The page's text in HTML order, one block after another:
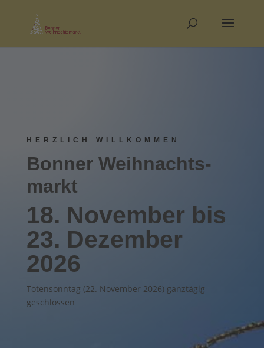
HERZLICH WILLKOMMEN
Bonner Weihnachts­­
markt
18. November bis
23. Dez­ember
2026
Totensonntag (22. November 2026) ganztägig
geschlossen